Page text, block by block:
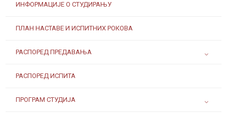
ИНФОРМАЦИЈЕ О СТУДИРАЊУ
ПЛАН НАСТАВЕ И ИСПИТНИХ РОКОВА
РАСПОРЕД ПРЕДАВАЊА
РАСПОРЕД ИСПИТА
ПРОГРАМ СТУДИЈА